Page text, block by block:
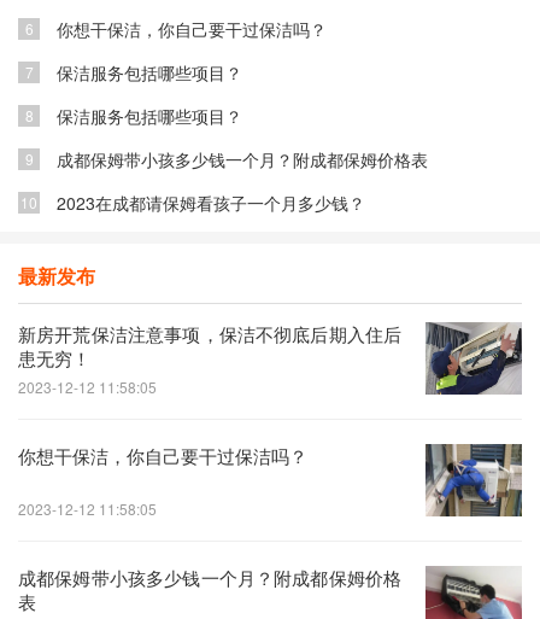
6 你想干保洁，你自己要干过保洁吗？
7 保洁服务包括哪些项目？
8 保洁服务包括哪些项目？
9 成都保姆带小孩多少钱一个月？附成都保姆价格表
10 2023在成都请保姆看孩子一个月多少钱？
最新发布
新房开荒保洁注意事项，保洁不彻底后期入住后
患无穷！
2023-12-12 11:58:05
你想干保洁，你自己要干过保洁吗？
2023-12-12 11:58:05
成都保姆带小孩多少钱一个月？附成都保姆价格
表